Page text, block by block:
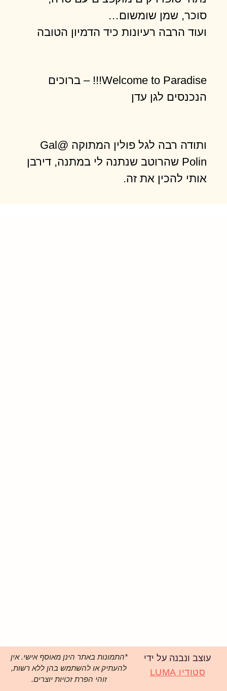
סוכר, שמן שומשום…
ועוד הרבה רעיונות כיד הדמיון הטובה
Welcome to Paradise!!! – ברוכים
הנכנסים לגן עדן
ותודה רבה לגל פולין המתוקה @Gal
Polin שהרוטב שנתנה לי במתנה, דירבן
אותי להכין את זה.
עוצב ונבנה על ידי
סטודיו LUMA
*התמונות באתר הינן מאוסף אישי. אין
להעתיק או להשתמש בהן ללא רשות,
זוהי הפרת זכויות יוצרים.